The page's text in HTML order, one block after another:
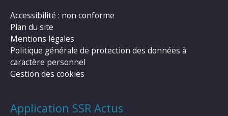
Accessibilité : non conforme
Plan du site
Mentions légales
Politique générale de protection des données à
caractère personnel
Gestion des cookies
Application SSR Actus